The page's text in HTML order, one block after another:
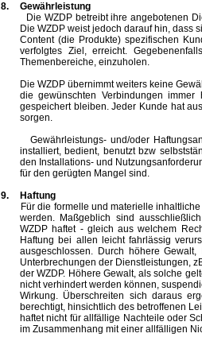
8.
Gewährleistung
Die WZDP betreibt ihre angebotenen
Die WZDP weist jedoch darauf hin, dass
Content (die Produkte) spezifischen
verfolgtes Ziel, erreicht.
Themenbereiche, einzuholen.
Die WZDP übernimmt weiters keine
die gewünschten Verbindungen
gespeichert bleiben. Jeder Kunde hat
sorgen.
Gewährleistungs- und/oder
installiert, bedient, benutzt bzw
den Installations- und
für den gerügten Mangel sind.
9.
Haftung
Für die formelle und materielle
werden. Maßgeblich sind
WZDP haftet - gleich aus welchem
Haftung bei allen leicht fahrlässig
ausgeschlossen. Durch höhere
Unterbrechungen der Dienstleistungen,
der WZDP. Höhere Gewalt, als solche
nicht verhindert werden können,
Wirkung. Überschreiten sich daraus
berechtigt, hinsichtlich des betroffenen
haftet nicht für allfällige Nachteile oder
im Zusammenhang mit einer allfälligen